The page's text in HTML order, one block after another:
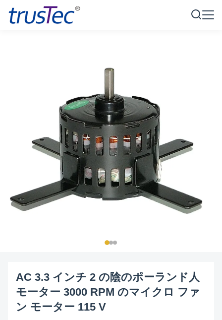
AC 3.3 インチ 2 の陰のポーランド人
モーター 3000 RPM のマイクロ ファ
ン モーター 115 V